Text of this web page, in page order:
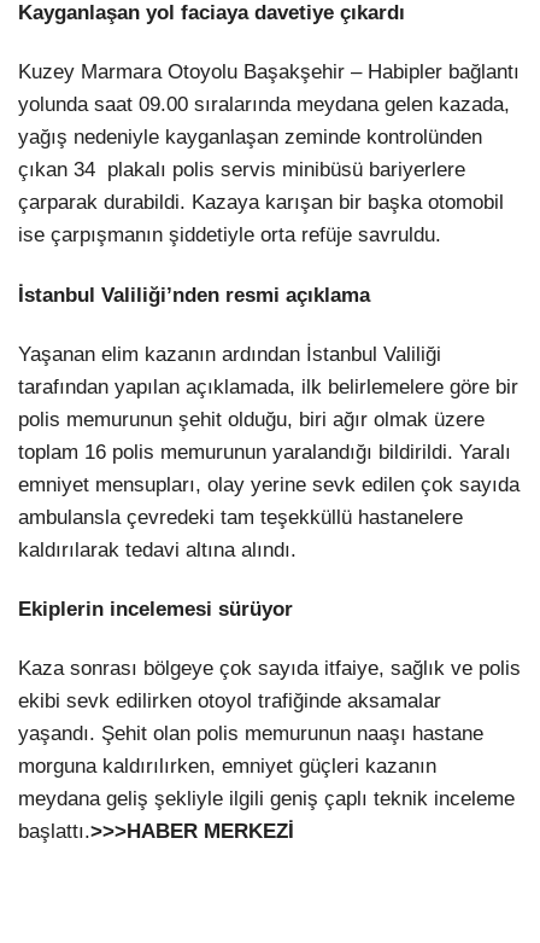
Kayganlaşan yol faciaya davetiye çıkardı
Kuzey Marmara Otoyolu Başakşehir – Habipler bağlantı
yolunda saat 09.00 sıralarında meydana gelen kazada,
yağış nedeniyle kayganlaşan zeminde kontrolünden
çıkan 34 plakalı polis servis minibüsü bariyerlere
çarparak durabildi. Kazaya karışan bir başka otomobil
ise çarpışmanın şiddetiyle orta refüje savruldu.
İstanbul Valiliği’nden resmi açıklama
Yaşanan elim kazanın ardından İstanbul Valiliği
tarafından yapılan açıklamada, ilk belirlemelere göre bir
polis memurunun şehit olduğu, biri ağır olmak üzere
toplam 16 polis memurunun yaralandığı bildirildi. Yaralı
emniyet mensupları, olay yerine sevk edilen çok sayıda
ambulansla çevredeki tam teşekküllü hastanelere
kaldırılarak tedavi altına alındı.
Ekiplerin incelemesi sürüyor
Kaza sonrası bölgeye çok sayıda itfaiye, sağlık ve polis
ekibi sevk edilirken otoyol trafiğinde aksamalar
yaşandı. Şehit olan polis memurunun naaşı hastane
morguna kaldırılırken, emniyet güçleri kazanın
meydana geliş şekliyle ilgili geniş çaplı teknik inceleme
başlattı.>>>HABER MERKEZİ